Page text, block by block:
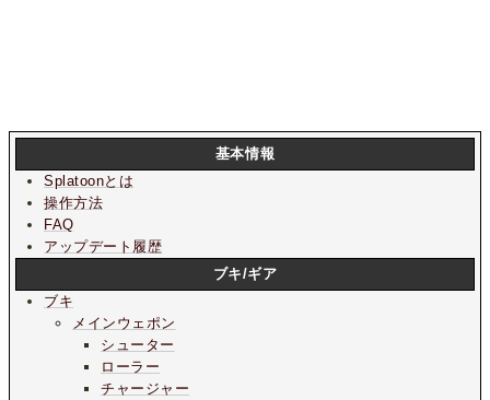
基本情報
Splatoonとは
操作方法
FAQ
アップデート履歴
ブキ/ギア
ブキ
メインウェポン
シューター
ローラー
チャージャー